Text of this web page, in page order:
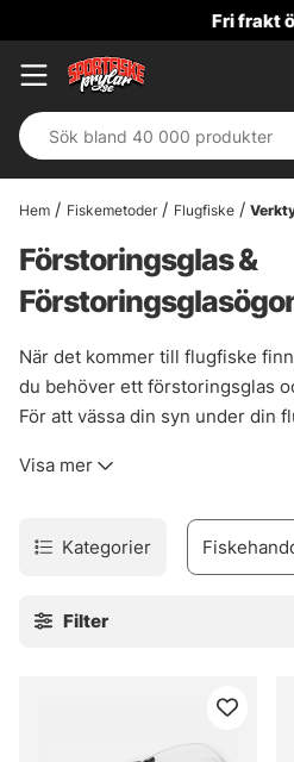
Fri frakt
Hem Fiskemetoder Flugfiske
Förstoringsglas &
När det kommer till flugfiske
du behöver ett förstoringsglas
För att vässa din syn under din
och förstoringsglasögon som
finish på din fluga med vårt
och glasögon!
Visa mer
Kategorier
Filter